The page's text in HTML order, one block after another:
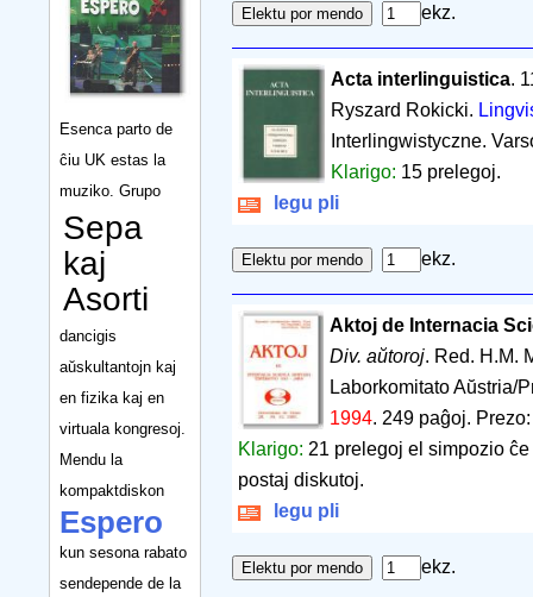
Esenca parto de
ĉiu UK estas la
muziko. Grupo
Sepa
kaj
Asorti
dancigis
aŭskultantojn kaj
en fizika kaj en
virtuala kongresoj.
Mendu la
kompaktdiskon
Espero
kun sesona rabato
sendepende de la
ekz.
Acta interlinguistica.
Ryszard Rokicki.
Interlingwistyczne.
Klarigo: 15 prelegoj.
legu pli
ekz.
Aktoj de Internacia
Div. aŭtoroj. Red. H.M.
Laborkomitato Aŭstria/
1994. 249 paĝoj.
Klarigo: 21 prelegoj el simpozio
postaj diskutoj.
legu pli
ekz.